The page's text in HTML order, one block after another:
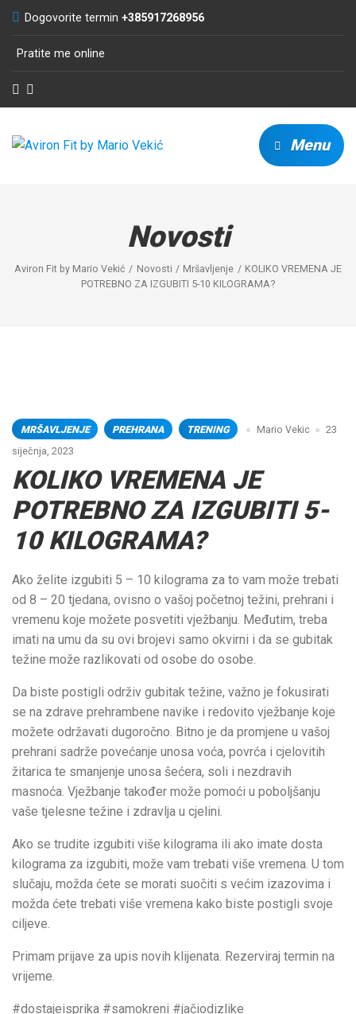
Dogovorite termin +385917268956
Pratite me online
Menu
Novosti
Aviron Fit by Mario Vekić Novosti Mršavljenje
KOLIKO VREMENA JE
POTREBNO ZA IZGUBITI 5-10 KILOGRAMA?
MRŠAVLJENJE PREHRANA TRENING Mario Vekic
23
siječnja, 2023
KOLIKO VREMENA JE
POTREBNO ZA IZGUBITI 5-
10 KILOGRAMA?
Ako želite izgubiti 5 – 10 kilograma za to vam može trebati
od 8 – 20 tjedana, ovisno o vašoj početnoj težini, prehrani i
vremenu koje možete posvetiti vježbanju. Međutim, treba
imati na umu da su ovi brojevi samo okvirni i da se gubitak
težine može razlikovati od osobe do osobe.
Da biste postigli održiv gubitak težine, važno je fokusirati
se na zdrave prehrambene navike i redovito vježbanje koje
možete održavati dugoročno. Bitno je da promjene u vašoj
prehrani sadrže povećanje unosa voća, povrća i cjelovitih
žitarica te smanjenje unosa šećera, soli i nezdravih
masnoća. Vježbanje također može pomoći u poboljšanju
vaše tjelesne težine i zdravlja u cjelini.
Ako se trudite izgubiti više kilograma ili ako imate dosta
kilograma za izgubiti, može vam trebati više vremena. U tom
slučaju, možda ćete se morati suočiti s većim izazovima i
možda ćete trebati više vremena kako biste postigli svoje
ciljeve.
Primam prijave za upis novih klijenata. Rezerviraj termin na
vrijeme.
#dostajeisprika #samokreni #jačiodizlike